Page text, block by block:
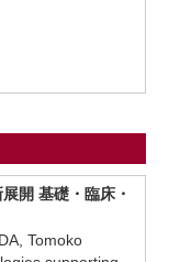
開 基礎・臨床・
Tomoko